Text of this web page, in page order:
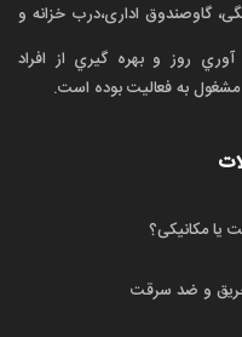
گاوصندوق اداری،درب خزانه و
آوري روز و بهره گيري از افراد
یا مکانیکی؟
و ضد سرقت